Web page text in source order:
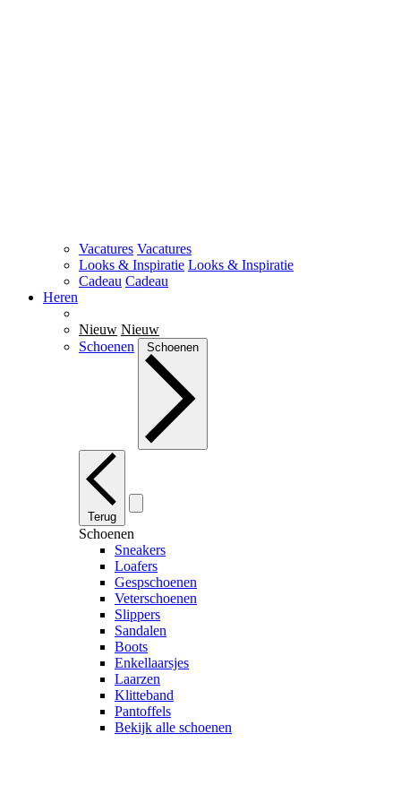
Vacatures Vacatures
Looks & Inspiratie Looks & Inspiratie
Cadeau Cadeau
Heren
Nieuw Nieuw
Schoenen
Schoenen
Terug
Schoenen
Sneakers
Loafers
Gespschoenen
Veterschoenen
Slippers
Sandalen
Boots
Enkellaarsjes
Laarzen
Klitteband
Pantoffels
Bekijk alle schoenen